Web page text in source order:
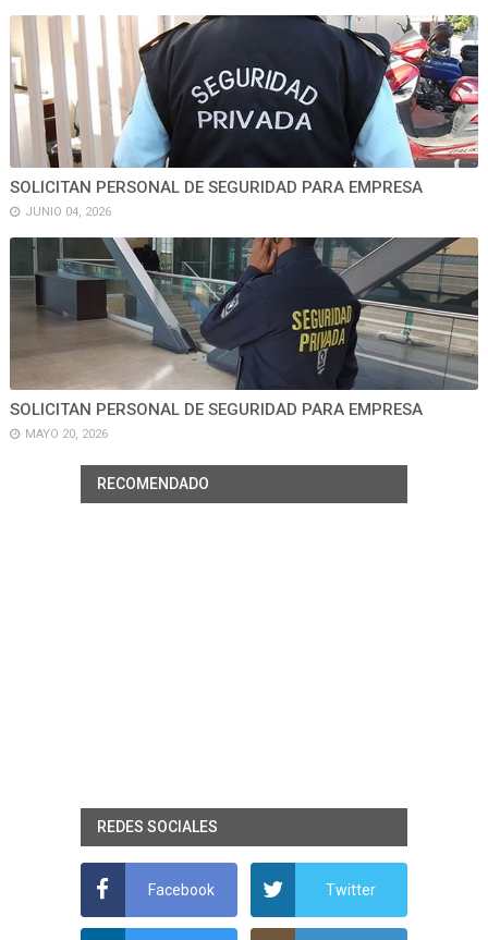
SOLICITAN PERSONAL DE SEGURIDAD PARA EMPRESA
JUNIO 04, 2026
SOLICITAN PERSONAL DE SEGURIDAD PARA EMPRESA
MAYO 20, 2026
RECOMENDADO
REDES SOCIALES
Facebook Twitter